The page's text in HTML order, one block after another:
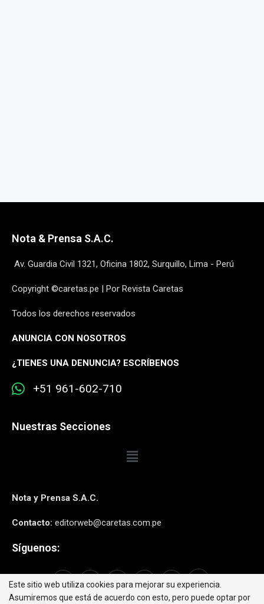
Nota & Prensa S.A.C.
Av. Guardia Civil 1321, Oficina 1802, Surquillo, Lima - Perú
Copyright ©caretas.pe | Por Revista Caretas
Todos los derechos reservados
ANUNCIA CON NOSOTROS
¿TIENES UNA DENUNCIA? ESCRÍBENOS
+51 961-602-710
Nuestras Secciones
Nota y Prensa S.A.C.
Contacto: editorweb@caretas.com.pe
Síguenos:
Este sitio web utiliza cookies para mejorar su experiencia.
Asumiremos que está de acuerdo con esto, pero puede optar por